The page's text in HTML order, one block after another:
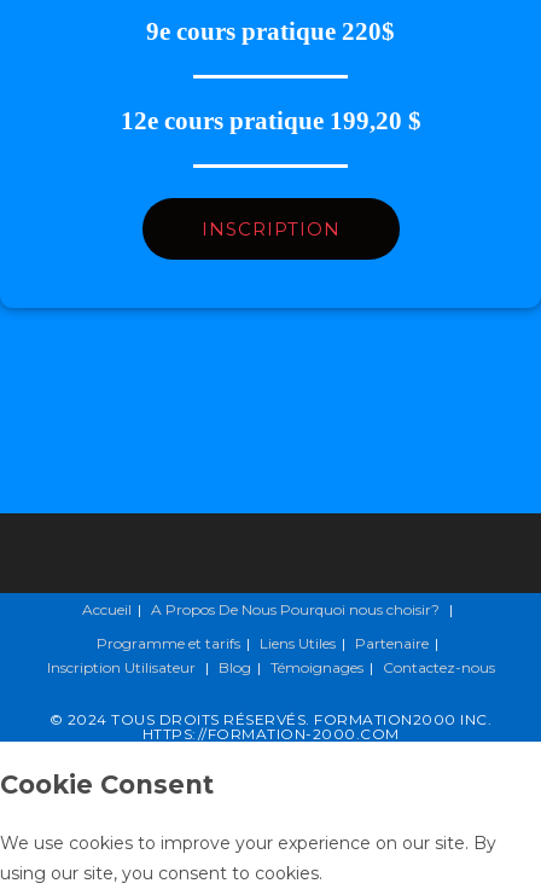
9e cours pratique 220$
12e cours pratique 199,20 $
INSCRIPTION
Accueil A Propos De Nous Pourquoi nous choisir?
Programme et tarifs
Liens Utiles
Partenaire
Inscription Utilisateur Blog Témoignages Contactez-nous
© 2024 TOUS DROITS RÉSERVÉS. FORMATION2000 INC.
HTTPS://FORMATION-2000.COM